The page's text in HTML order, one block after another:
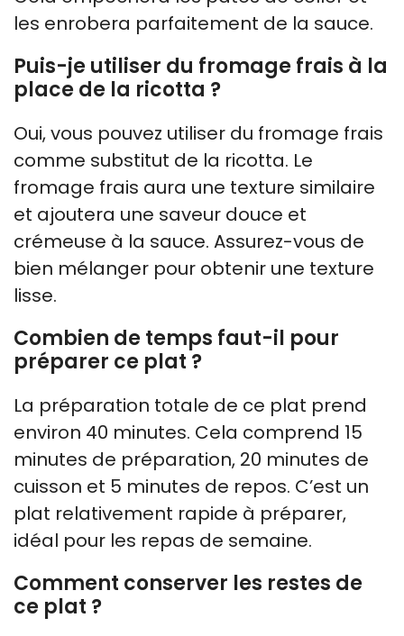
les enrobera parfaitement de la sauce.
Puis-je utiliser du fromage frais à la
place de la ricotta ?
Oui, vous pouvez utiliser du fromage frais
comme substitut de la ricotta. Le
fromage frais aura une texture similaire
et ajoutera une saveur douce et
crémeuse à la sauce. Assurez-vous de
bien mélanger pour obtenir une texture
lisse.
Combien de temps faut-il pour
préparer ce plat ?
La préparation totale de ce plat prend
environ 40 minutes. Cela comprend 15
minutes de préparation, 20 minutes de
cuisson et 5 minutes de repos. C’est un
plat relativement rapide à préparer,
idéal pour les repas de semaine.
Comment conserver les restes de
ce plat ?